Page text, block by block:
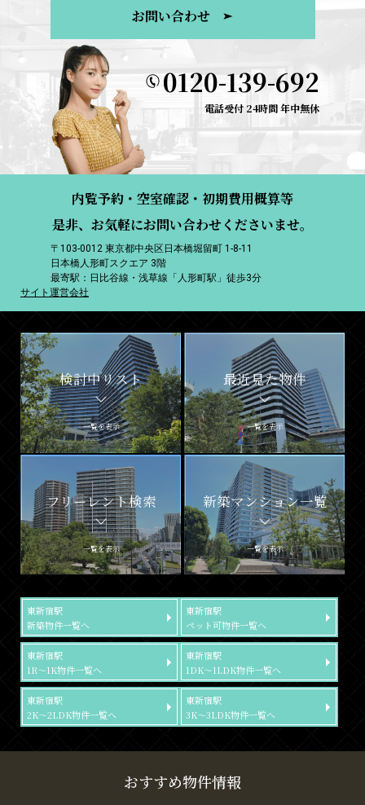
お問い合わせ
0120-139-692
電話受付 24時間 年中無休
内覧予約・空室確認・初期費用概算等
是非、お気軽にお問い合わせくださいませ。
〒103-0012 東京都中央区日本橋堀留町 1-8-11
日本橋人形町スクエア 3階
最寄駅：日比谷線・浅草線「人形町駅」徒歩3分
サイト運営会社
検討中リスト
一覧を表示
最近見た物件
一覧を表示
フリーレント検索
一覧を表示
新築マンション一覧
一覧を表示
東新宿駅
新築物件一覧へ
東新宿駅
ペット可物件一覧へ
東新宿駅
1R～1K物件一覧へ
東新宿駅
1DK～1LDK物件一覧へ
東新宿駅
2K～2LDK物件一覧へ
東新宿駅
3K～3LDK物件一覧へ
おすすめ物件情報